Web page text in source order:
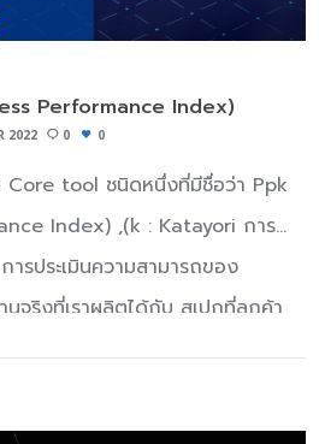
ยาว จากนั้นแปะทับด้านบน ให้ซ้อน
– 2 นิ้ว/ซม.เอานิ้วรูดไปตามขอบ
าวติดไปที่ด้านข้างของกล่อง พอเท
สที่ซิลิโคนจะรั่วออกมาจากเทปได้ ขั้น
คนรั่วออกมาจนเลอะเทอะไปหมด นำ
เป็นต้น โดยจะวางของชั้นนั้นในส่วน
Performance Index)
2022 0 0
Core tool ชนิดหนึ่งที่มีชื่อว่า Ppk
Index) ,(k : Katayori การ
รประเมินความสามารถของ
นจริงที่เราผลิตได้กับ สเปกที่ลูกค้า
องจาก Cpk นั้นจะเป็นการประเมิน